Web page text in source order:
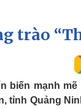
tiết
Quốc phòng
trào
biến mạnh
tỉnh Quảng